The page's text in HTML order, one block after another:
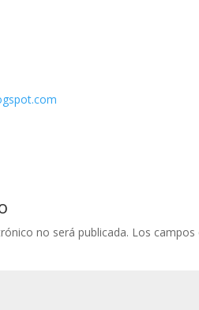
no será publicada. Los